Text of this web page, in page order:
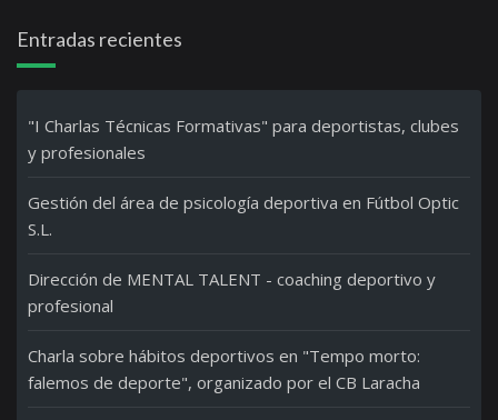
Entradas recientes
"I Charlas Técnicas Formativas" para deportistas, clubes
y profesionales
Gestión del área de psicología deportiva en Fútbol Optic
S.L.
Dirección de MENTAL TALENT - coaching deportivo y
profesional
Charla sobre hábitos deportivos en "Tempo morto:
falemos de deporte", organizado por el CB Laracha